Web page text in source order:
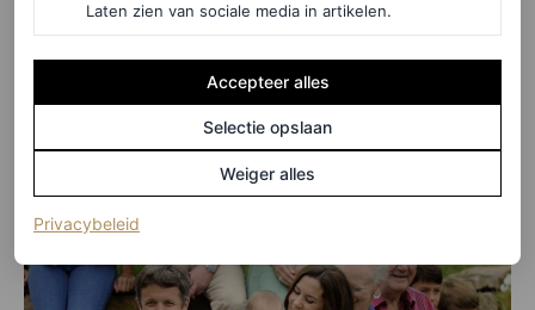
2011
Het koninklijk paar begon hun zevende huwelijksjaar met
de geboorte van hun tweeling, prins Vincent en prinses
Josephine. Daarmee was het koninklijke gezin compleet.
Laten zien van sociale media in artikelen.
Accepteer alles
Selectie opslaan
Weiger alles
Privacybeleid